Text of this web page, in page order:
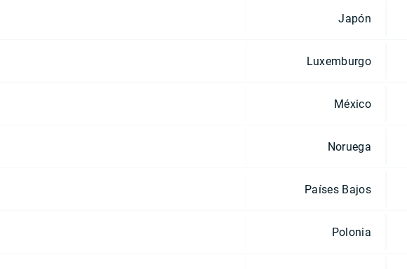
Japón
Luxemburgo
México
Noruega
Países Bajos
Polonia